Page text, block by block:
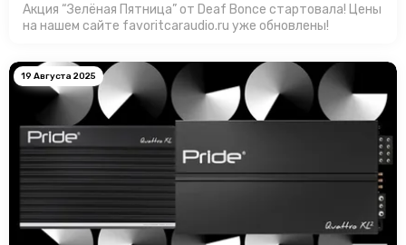
Акция “Зелёная Пятница” от Deaf Bonce стартовала! Цены
на нашем сайте favoritcaraudio.ru уже обновлены!
19 Августа 2025